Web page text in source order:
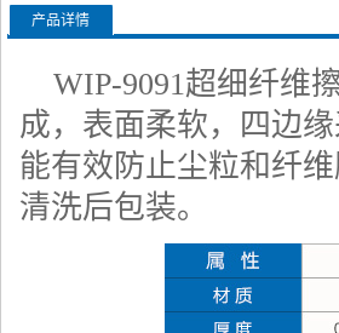
产品详情
WIP-9091超细纤维
成，表面柔软，四边
能有效防止尘粒和纤
清洗后包装。